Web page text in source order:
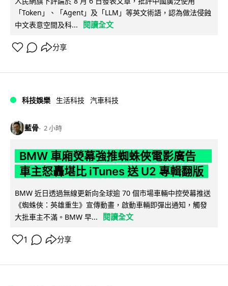
「Token」、「Agent」及「LLM」等英文術語，認為做法侵蝕
中文表意空間及科...
閱讀全文
分享
科技娛樂 生活科技 汽車科技
藍骨 2 小時
BMW 車廂熒幕強推蜘蛛俠電影廣告
車主怒轟堪比 iTunes 送 U2 專輯翻版
BMW 近日透過無線更新向全球逾 70 個市場車輛中控熒幕推送
《蜘蛛俠：英雄重生》宣傳動畫，啟動車輛即彈出通知，觸發
大批車主不滿。BMW 早...
閱讀全文
1 分享